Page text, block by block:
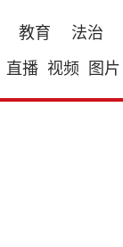
教育 法治
直播 视频 图片